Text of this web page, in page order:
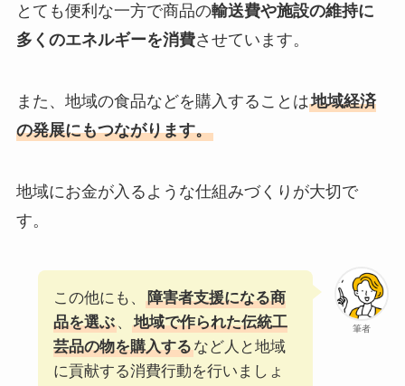
とても便利な一方で商品の輸送費や施設の維持に
多くのエネルギーを消費させています。
また、地域の食品などを購入することは地域経済
の発展にもつながります。
地域にお金が入るような仕組みづくりが大切で
す。
筆者
この他にも、
障害者支援になる商
品を選ぶ、
地域で作られた伝統工
芸品の物を購入するなど人と地域
に貢献する消費行動を行いましょ